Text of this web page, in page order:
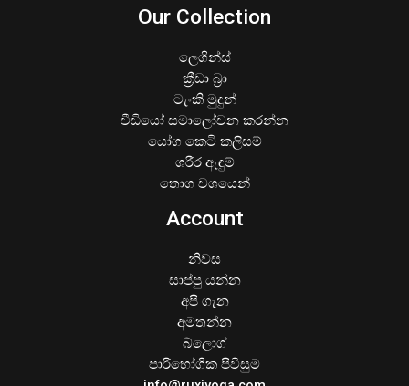
Our Collection
ලෙගින්ස්
ක්‍රීඩා බ්‍රා
ටැංකි මුදුන්
වීඩියෝ සමාලෝචන කරන්න
යෝග කෙටි කලිසම්
ශරීර ඇඳුම්
තොග වශයෙන්
Account
නිවස
සාප්පු යන්න
අපි ගැන
අමතන්න
බ්ලොග්
පාරිභෝගික පිවිසුම